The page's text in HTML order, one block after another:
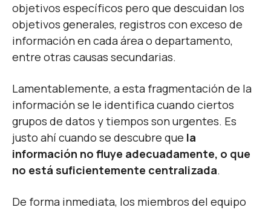
objetivos específicos pero que descuidan los
objetivos generales, registros con exceso de
información en cada área o departamento,
entre otras causas secundarias.
Lamentablemente, a esta fragmentación de la
información se le identifica cuando ciertos
grupos de datos y tiempos son urgentes. Es
justo ahí cuando se descubre que la
información no fluye adecuadamente, o que
no está suficientemente centralizada.
De forma inmediata, los miembros del equipo